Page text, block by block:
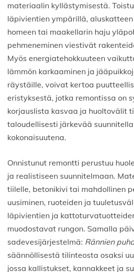
materiaalin kyllästymisestä.
läpivientien ympärillä,
homeen tai maakellarin haju
pehmeneminen viestivät
Myös energiatehokkuuteen
lämmön karkaaminen ja
räystäille, voivat kertoa
eristyksestä, jotka remontissa on
korjauslista kasvaa ja huoltovälit
taloudellisesti järkevää
kokonaisuutena.
Onnistunut remontti perustuu
ja realistiseen suunnitelmaan.
tiilelle, betonikivi tai mahdollinen
uusiminen, ruoteiden ja
läpivientien ja
muodostavat rungon. Samalla
sadevesijärjestelmä: Rännien
säännöllisestä tilinteosta osaksi
jossa kallistukset, kannakkeet ja